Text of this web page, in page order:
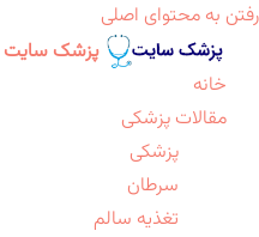
رفتن به محتوای اصلی
پزشک سایت
خانه
مقالات پزشکی
پزشکی
سرطان
تغذیه سالم